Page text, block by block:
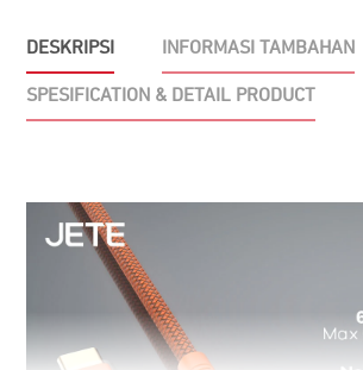
65W
DESKRIPSI INFORMASI TAMBAHAN
SPESIFICATION & DETAIL PRODUCT